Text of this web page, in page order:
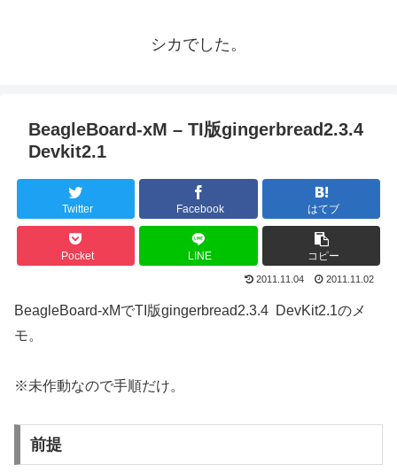
シカでした。
BeagleBoard-xM – TI版gingerbread2.3.4
Devkit2.1
Twitter Facebook はてブ
Pocket LINE コピー
2011.11.04 2011.11.02
BeagleBoard-xMでTI版gingerbread2.3.4 DevKit2.1のメ
モ。
※未作動なので手順だけ。
前提